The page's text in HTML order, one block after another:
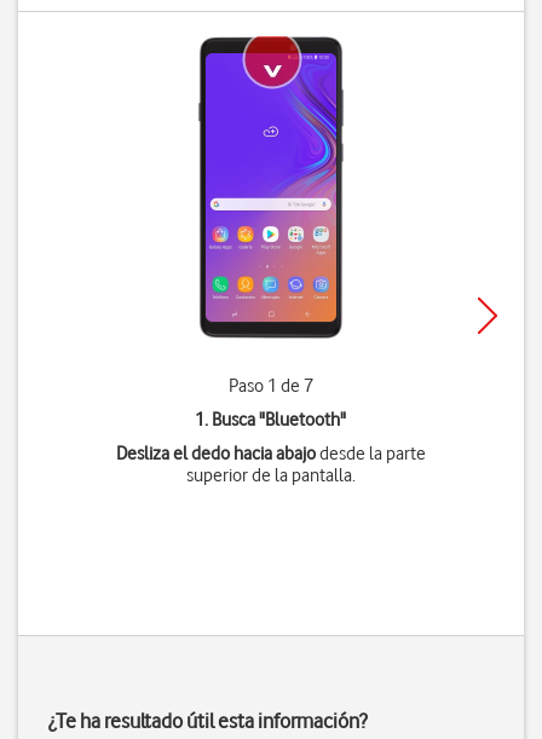
Paso 1 de 7
1. Busca "Bluetooth"
Desliza el dedo hacia abajodesde la parte
superior de la pantalla.
¿Te ha resultado útil esta información?